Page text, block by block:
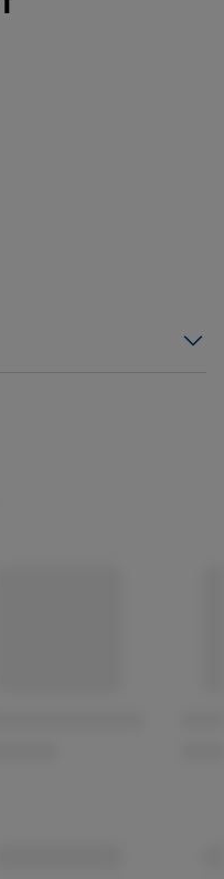
passt zu vielen
Vielzahl von Speisen